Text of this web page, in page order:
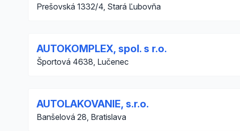
Prešovská 1332/4, Stará Ľubovňa
AUTOKOMPLEX, spol. s r.o.
Športová 4638, Lučenec
AUTOLAKOVANIE, s.r.o.
Banšelová 28, Bratislava